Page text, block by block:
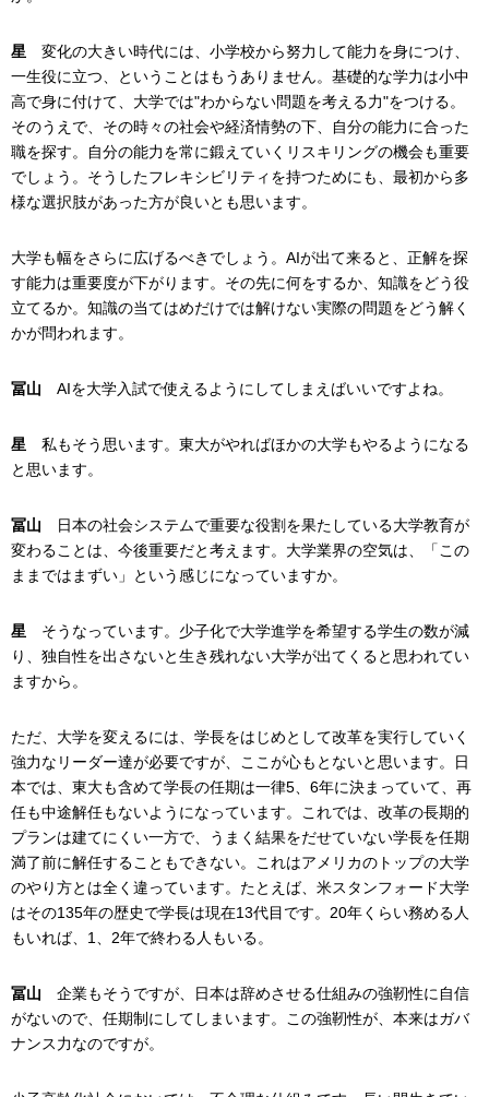
星 変化の大きい時代には、小学校から努力して能力を身につけ、
一生役に立つ、ということはもうありません。基礎的な学力は小中
高で身に付けて、大学では"わからない問題を考える力"をつける。
そのうえで、その時々の社会や経済情勢の下、自分の能力に合った
職を探す。自分の能力を常に鍛えていくリスキリングの機会も重要
でしょう。そうしたフレキシビリティを持つためにも、最初から多
様な選択肢があった方が良いとも思います。
大学も幅をさらに広げるべきでしょう。AIが出て来ると、正解を探
す能力は重要度が下がります。その先に何をするか、知識をどう役
立てるか。知識の当てはめだけでは解けない実際の問題をどう解く
かが問われます。
冨山 AIを大学入試で使えるようにしてしまえばいいですよね。
星 私もそう思います。東大がやればほかの大学もやるようになる
と思います。
冨山 日本の社会システムで重要な役割を果たしている大学教育が
変わることは、今後重要だと考えます。大学業界の空気は、「この
ままではまずい」という感じになっていますか。
星 そうなっています。少子化で大学進学を希望する学生の数が減
り、独自性を出さないと生き残れない大学が出てくると思われてい
ますから。
ただ、大学を変えるには、学長をはじめとして改革を実行していく
強力なリーダー達が必要ですが、ここが心もとないと思います。日
本では、東大も含めて学長の任期は一律5、6年に決まっていて、再
任も中途解任もないようになっています。これでは、改革の長期的
プランは建てにくい一方で、うまく結果をだせていない学長を任期
満了前に解任することもできない。これはアメリカのトップの大学
のやり方とは全く違っています。たとえば、米スタンフォード大学
はその135年の歴史で学長は現在13代目です。20年くらい務める人
もいれば、1、2年で終わる人もいる。
冨山 企業もそうですが、日本は辞めさせる仕組みの強靭性に自信
がないので、任期制にしてしまいます。この強靭性が、本来はガバ
ナンス力なのですが。